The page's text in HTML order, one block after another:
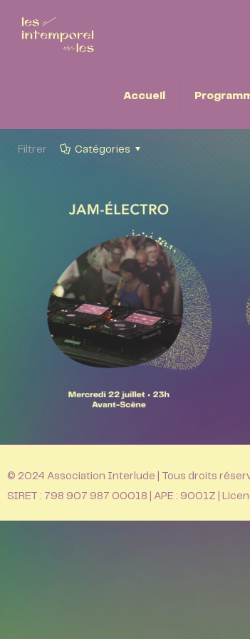
Accueil
Filtrer Catégories
© 2024 Association Interlude | Tous droits
SIRET : 798 907 987 00018 | APE : 9001Z |